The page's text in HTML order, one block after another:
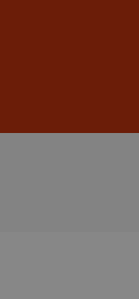
and Events